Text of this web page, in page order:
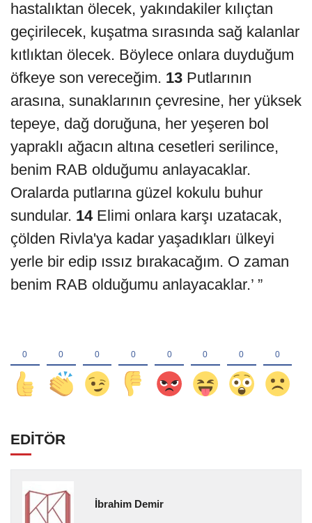
hastalıktan ölecek, yakındakiler kılıçtan
geçirilecek, kuşatma sırasında sağ kalanlar
kıtlıktan ölecek. Böylece onlara duyduğum
öfkeye son vereceğim. 13 Putlarının
arasına, sunaklarının çevresine, her yüksek
tepeye, dağ doruğuna, her yeşeren bol
yapraklı ağacın altına cesetleri serilince,
benim RAB olduğumu anlayacaklar.
Oralarda putlarına güzel kokulu buhur
sundular. 14Elimi onlara karşı uzatacak,
çölden Rivla'ya kadar yaşadıkları ülkeyi
yerle bir edip ıssız bırakacağım. O zaman
benim RAB olduğumu anlayacaklar.’ ”
EDİTÖR
İbrahim Demir